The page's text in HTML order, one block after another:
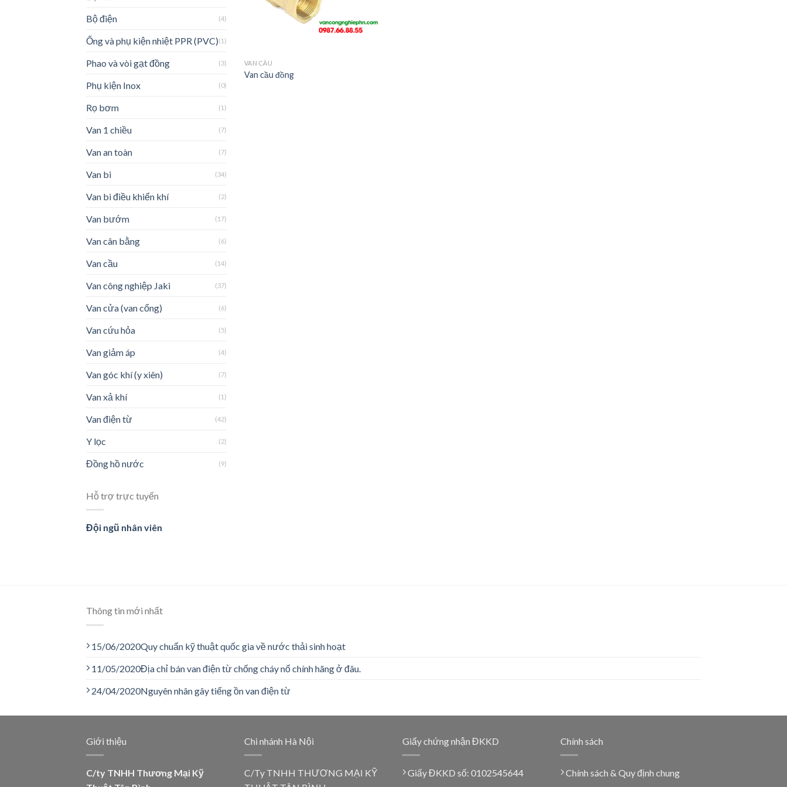
Bộ điện (4)
Ống và phụ kiện nhiệt PPR (PVC)(1)
Phao và vòi gạt đồng (3)
Phụ kiện Inox (0)
Rọ bơm (1)
Van 1 chiều (7)
Van an toàn (7)
Van bi (34)
Van bi điều khiển khí (2)
Van bướm (17)
Van cân bằng (6)
Van cầu (14)
Van công nghiệp Jaki (37)
Van cửa (van cổng) (6)
Van cứu hỏa (5)
Van giảm áp (4)
Van góc khí (y xiên) (7)
Van xả khí (1)
Van điện từ (42)
Y lọc (2)
Đồng hồ nước (9)
Hỗ trợ trực tuyến
Đội ngũ nhân viên
VAN CẦU
Van cầu đồng
Thông tin mới nhất
15/06/2020Quy chuẩn kỹ thuật quốc gia về nước thải sinh hoạt
11/05/2020Địa chỉ bán van điện từ chống cháy nổ chính hãng ở đâu.
24/04/2020Nguyên nhân gây tiếng ồn van điện từ
Giới thiệu
C/ty TNHH Thương Mại Kỹ
Chi nhánh Hà Nội
C/Ty TNHH THƯƠNG MẠI KỸ
Giấy chứng nhận ĐKKD
Giấy ĐKKD số: 0102545644
Chính sách
Chính sách & Quy định chung